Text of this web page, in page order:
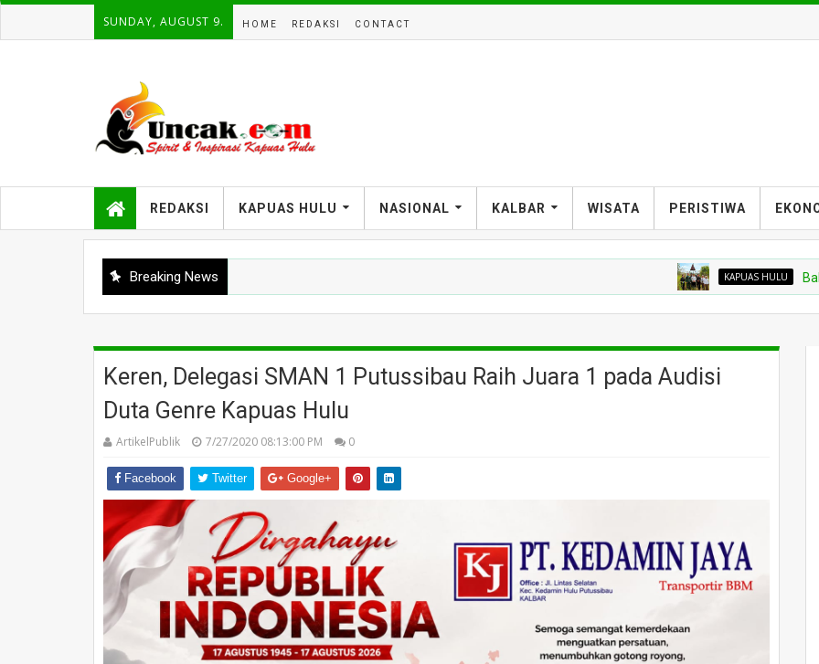
SUNDAY, AUGUST 9. HOME REDAKSI CONTACT
REDAKSI KAPUAS HULU NASIONAL KALBAR WISATA PERISTIWA
Breaking News KAPUAS HULU Balai
Keren, Delegasi SMAN 1 Putussibau Raih Juara 1 pada Audisi
Duta Genre Kapuas Hulu
ArtikelPublik 7/27/2020 08:13:00 PM 0
Facebook Twitter Google+